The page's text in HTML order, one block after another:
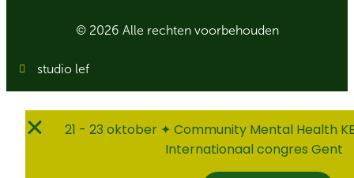
© 2026 Alle rechten voorbehouden
studio lef
21 - 23 oktober ✦ Community Mental Health
Internationaal congres Gent